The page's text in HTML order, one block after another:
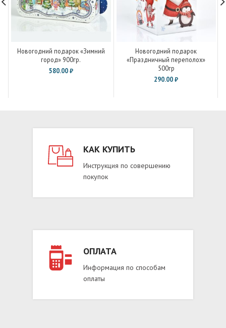
Новогодний подарок «Зимний
город» 900гр.
580.00₽
Новогодний подарок
«Праздничный переполох»
500гр
290.00₽
КАК КУПИТЬ
Инструкция по совершению
покупок
ОПЛАТА
Информация по способам
оплаты